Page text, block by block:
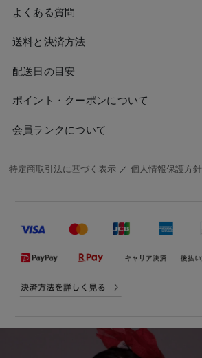
よくある質問
送料と決済方法
配送日の目安
ポイント・クーポンについて
会員ランクについて
特定商取引法に基づく表示 ／個人情報保護方針